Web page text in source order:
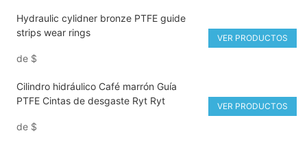
Hydraulic cylidner bronze PTFE guide
strips wear rings
de $
VER PRODUCTOS
Cilindro hidráulico Café marrón Guía
PTFE Cintas de desgaste Ryt Ryt
de $
VER PRODUCTOS